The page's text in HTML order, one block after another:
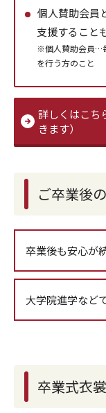
個人賛助会員
支援すること
※個人賛助会員…
を行う方のこと
詳しくはこち
きます）
ご卒業後
卒業後も安心が
大学院進学など
卒業式衣